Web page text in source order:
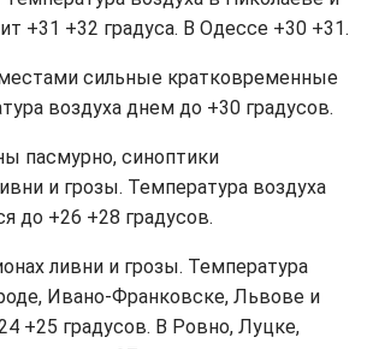
+31 +32 градуса. В Одессе +30 +31.
сильные кратковременные
воздуха днем до +30 градусов.
пасмурно, синоптики
и грозы. Температура воздуха
до +26 +28 градусов.
ливни и грозы. Температура
Ивано-Франковске, Львове и
+25 градусов. В Ровно, Луцке,